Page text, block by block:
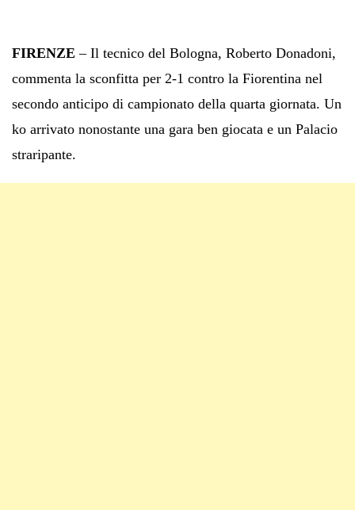
FIRENZE – Il tecnico del Bologna, Roberto Donadoni,
commenta la sconfitta per 2-1 contro la Fiorentina nel
secondo anticipo di campionato della quarta giornata. Un
ko arrivato nonostante una gara ben giocata e un Palacio
straripante.